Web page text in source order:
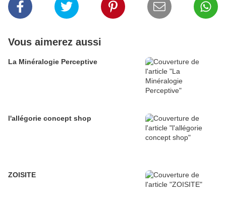
Vous aimerez aussi
La Minéralogie Perceptive
l'allégorie concept shop
ZOISITE